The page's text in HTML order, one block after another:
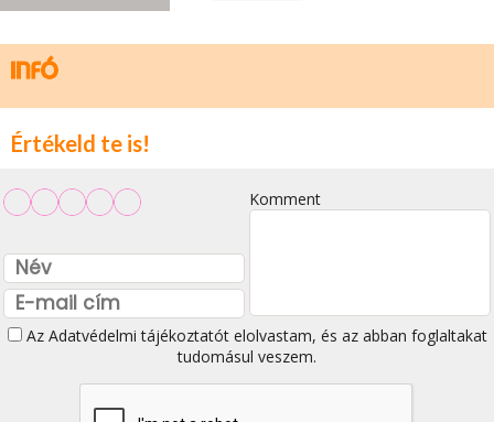
Értékeld te is!
Komment
Az Adatvédelmi tájékoztatótelolvastam, és az abban foglaltakat
tudomásul veszem.